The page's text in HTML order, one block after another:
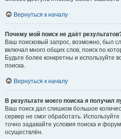
Вернуться к началу
Почему мой поиск не даёт
Ваш поисковый запрос, возможно, был
включал много общих слов, поиск по
Будьте более конкретны и используйте
поиска.
Вернуться к началу
В результате моего поиска я получил
Ваш поиск дал слишком большое
сервер не смог обработать.
точно задавайте условия поиска и
осуществлён.